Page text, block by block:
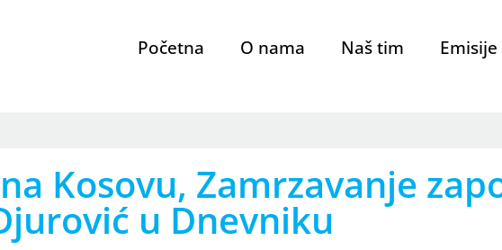
Početna O nama Naš tim Emisije
Kosovu, Zamrzavanje
u Dnevniku